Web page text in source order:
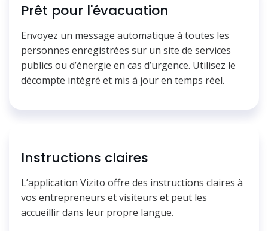
Prêt pour l'évacuation
Envoyez un message automatique à toutes les
personnes enregistrées sur un site de services
publics ou d’énergie en cas d’urgence. Utilisez le
décompte intégré et mis à jour en temps réel.
Instructions claires
L’application Vizito offre des instructions claires à
vos entrepreneurs et visiteurs et peut les
accueillir dans leur propre langue.